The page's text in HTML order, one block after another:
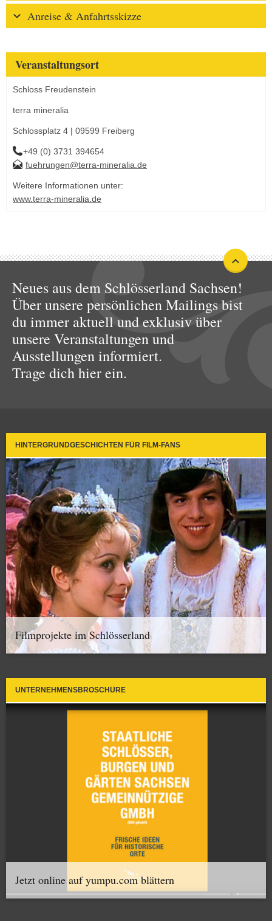
Anreise & Anfahrtsskizze
Veranstaltungsort
Schloss Freudenstein
terra mineralia
Schlossplatz 4 | 09599 Freiberg
+49 (0) 3731 394654
fuehrungen@terra-mineralia.de
Weitere Informationen unter:
www.terra-mineralia.de
Neues aus dem Schlösserland Sachsen!
Über unsere persönlichen Mailings bist
du immer aktuell und exklusiv über
unsere Veranstaltungen und
Ausstellungen informiert.
Trage dich hier ein.
HINTERGRUNDGESCHICHTEN FÜR FILM-FANS
Filmprojekte im Schlösserland
UNTERNEHMENSBROSCHÜRE
Jetzt online auf yumpu.com blättern